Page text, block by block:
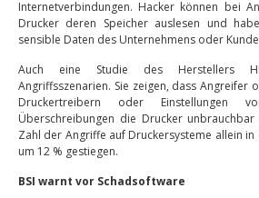
Internetverbindungen. Hacker können bei
Drucker deren Speicher auslesen und
sensible Daten des Unternehmens oder
Auch eine Studie des Herstellers
Angriffsszenarien. Sie zeigen, dass Angreifer
Druckertreibern oder Einstellungen
Überschreibungen die Drucker
Zahl der Angriffe auf Druckersysteme allein in
um 12 % gestiegen.
BSI warnt vor Schadsoftware